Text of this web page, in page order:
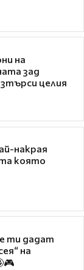
на
зад
целия
накрая
която
ти дадат
на